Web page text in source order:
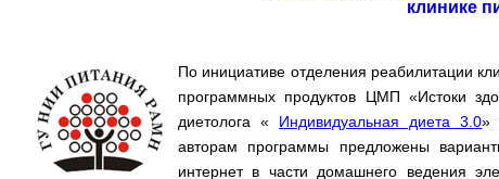
клинике
По инициативе отделения реабилитации
программных продуктов ЦМП «Истоки
диетолога « Индивидуальная диета 3.0»
авторам программы предложены
интернет в части домашнего ведения